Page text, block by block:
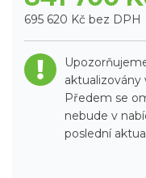
695 620 Kč bez DPH
aktualizovány
Předem se
nebude v
poslední